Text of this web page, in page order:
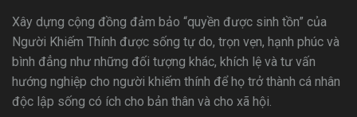
Xây dựng cộng đồng đảm bảo “quyền được sinh tồn” của
Người Khiếm Thính được sống tự do, trọn vẹn, hạnh phúc và
bình đẳng như những đối tượng khác, khích lệ và tư vấn
hướng nghiệp cho người khiếm thính để họ trở thành cá nhân
độc lập sống có ích cho bản thân và cho xã hội.